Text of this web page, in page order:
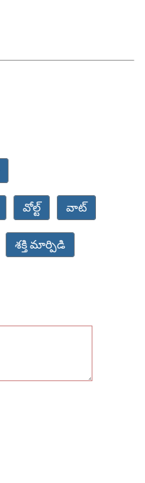
వోల్ట్ వాట్
శక్తి మార్పిడి